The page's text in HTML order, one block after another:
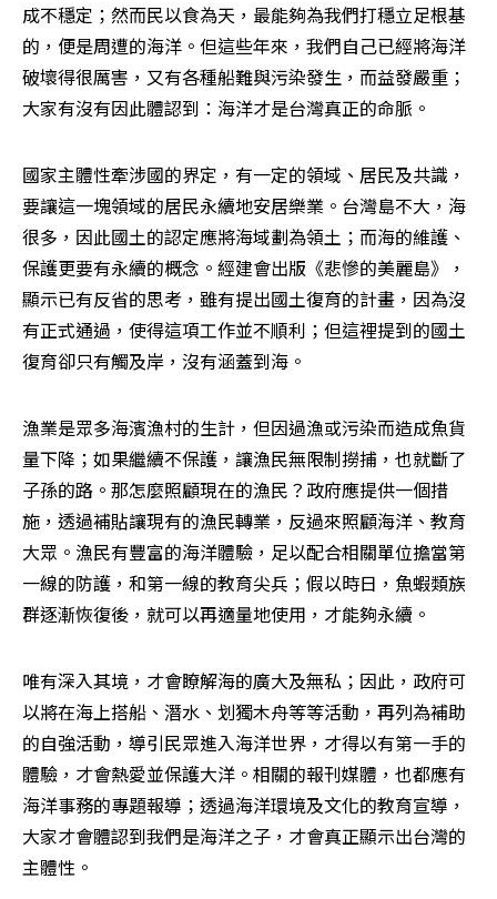
成不穩定；然而民以食為天，最能夠為我們打穩立足根基
的，便是周遭的海洋。但這些年來，我們自己已經將海洋
破壞得很厲害，又有各種船難與污染發生，而益發嚴重；
大家有沒有因此體認到：海洋才是台灣真正的命脈。
國家主體性牽涉國的界定，有一定的領域、居民及共識，
要讓這一塊領域的居民永續地安居樂業。台灣島不大，海
很多，因此國土的認定應將海域劃為領土；而海的維護、
保護更要有永續的概念。經建會出版《悲慘的美麗島》，
顯示已有反省的思考，雖有提出國土復育的計畫，因為沒
有正式通過，使得這項工作並不順利；但這裡提到的國土
復育卻只有觸及岸，沒有涵蓋到海。
漁業是眾多海濱漁村的生計，但因過漁或污染而造成魚貨
量下降；如果繼續不保護，讓漁民無限制撈捕，也就斷了
子孫的路。那怎麼照顧現在的漁民？政府應提供一個措
施，透過補貼讓現有的漁民轉業，反過來照顧海洋、教育
大眾。漁民有豐富的海洋體驗，足以配合相關單位擔當第
一線的防護，和第一線的教育尖兵；假以時日，魚蝦類族
群逐漸恢復後，就可以再適量地使用，才能夠永續。
唯有深入其境，才會瞭解海的廣大及無私；因此，政府可
以將在海上搭船、潛水、划獨木舟等等活動，再列為補助
的自強活動，導引民眾進入海洋世界，才得以有第一手的
體驗，才會熱愛並保護大洋。相關的報刊媒體，也都應有
海洋事務的專題報導；透過海洋環境及文化的教育宣導，
大家才會體認到我們是海洋之子，才會真正顯示出台灣的
主體性。